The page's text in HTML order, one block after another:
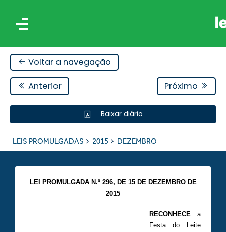
Voltar a navegação
Anterior Próximo
Baixar diário
LEIS PROMULGADAS 2015 DEZEMBRO
LEI PROMULGADA N.º 296, DE 15 DE DEZEMBRO DE
2015
RECONHECEa
Festa do Leite